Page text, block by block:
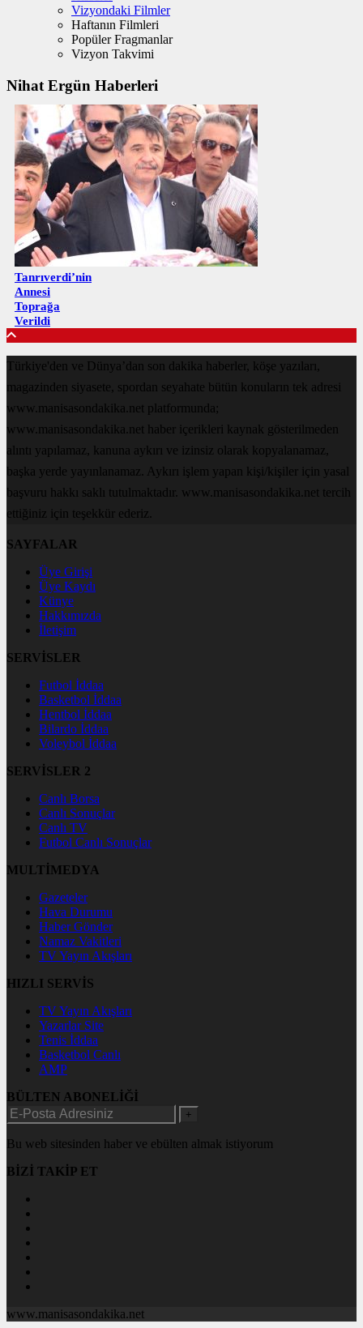
Vizyondaki Filmler
Haftanın Filmleri
Popüler Fragmanlar
Vizyon Takvimi
Nihat Ergün Haberleri
Tanrıverdi’nin
Annesi
Toprağa
Verildi
Türkiye'den ve Dünya’dan son dakika haberler, köşe yazıları,
magazinden siyasete, spordan seyahate bütün konuların tek adresi
www.manisasondakika.net platformunda;
www.manisasondakika.net haber içerikleri kaynak gösterilmeden
alıntı yapılamaz, kanuna aykırı ve izinsiz olarak kopyalanamaz,
başka yerde yayınlanamaz. Aykırı işlem yapan kişi/kişiler için yasal
başvuru hakkı saklı tutulmaktadır. www.manisasondakika.net tercih
ettiğiniz için teşekkür ederiz.
SAYFALAR
Üye Girişi
Üye Kaydı
Künye
Hakkımızda
İletişim
SERVİSLER
Futbol İddaa
Basketbol İddaa
Hentbol İddaa
Bilardo İddaa
Voleybol İddaa
SERVİSLER 2
Canlı Borsa
Canlı Sonuçlar
Canlı TV
Futbol Canlı Sonuçlar
MULTİMEDYA
Gazeteler
Hava Durumu
Haber Gönder
Namaz Vakitleri
TV Yayın Akışları
HIZLI SERVİS
TV Yayın Akışları
Yazarlar Site
Tenis İddaa
Basketbol Canlı
AMP
BÜLTEN ABONELİĞİ
+
Bu web sitesinden haber ve ebülten almak istiyorum
BİZİ TAKİP ET
www.manisasondakika.net